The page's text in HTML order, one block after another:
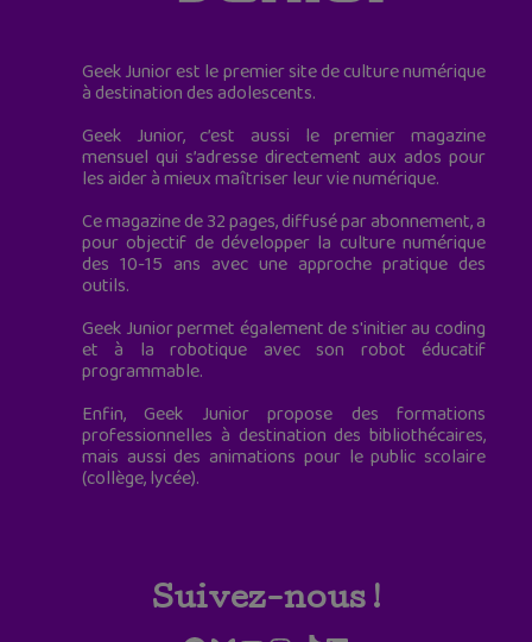
Geek Junior est le premier site de culture numérique
à destination des adolescents.
Geek Junior, c’est aussi le premier magazine
mensuel qui s’adresse directement aux ados pour
les aider à mieux maîtriser leur vie numérique.
Ce magazine de 32 pages, diffusé par abonnement, a
pour objectif de développer la culture numérique
des 10-15 ans avec une approche pratique des
outils.
Geek Junior permet également de s'initier au coding
et à la robotique avec son robot éducatif
programmable.
Enfin, Geek Junior propose des formations
professionnelles à destination des bibliothécaires,
mais aussi des animations pour le public scolaire
(collège, lycée).
Suivez-nous !